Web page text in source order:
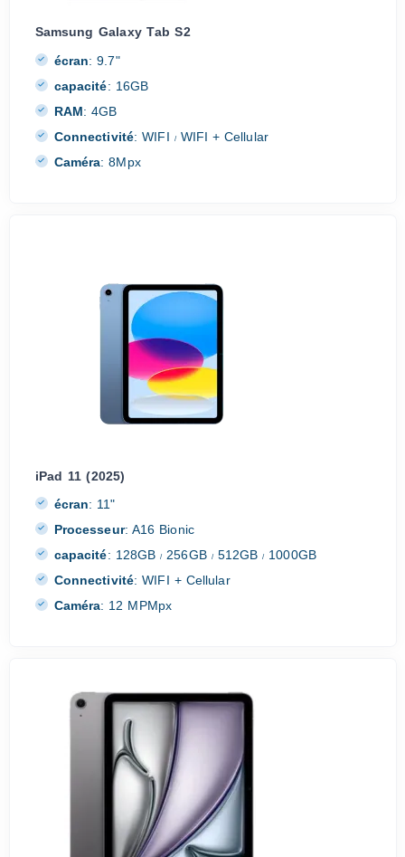
Samsung Galaxy Tab S2
écran: 9.7"
capacité: 16GB
RAM: 4GB
Connectivité: WIFI /WIFI + Cellular
Caméra: 8Mpx
iPad 11 (2025)
écran: 11"
Processeur: A16 Bionic
capacité: 128GB/ 256GB /512GB/ 1000GB
Connectivité: WIFI + Cellular
Caméra: 12 MPMpx